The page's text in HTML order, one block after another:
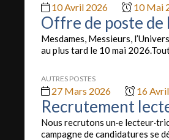
10 Avril 2026 10 Mai
Offre de poste de
Mesdames, Messieurs,
au plus tard le 10 mai
AUTRES POSTES
27 Mars 2026 16
Recrutement
Nous recrutons un·e
campagne de candidatures se